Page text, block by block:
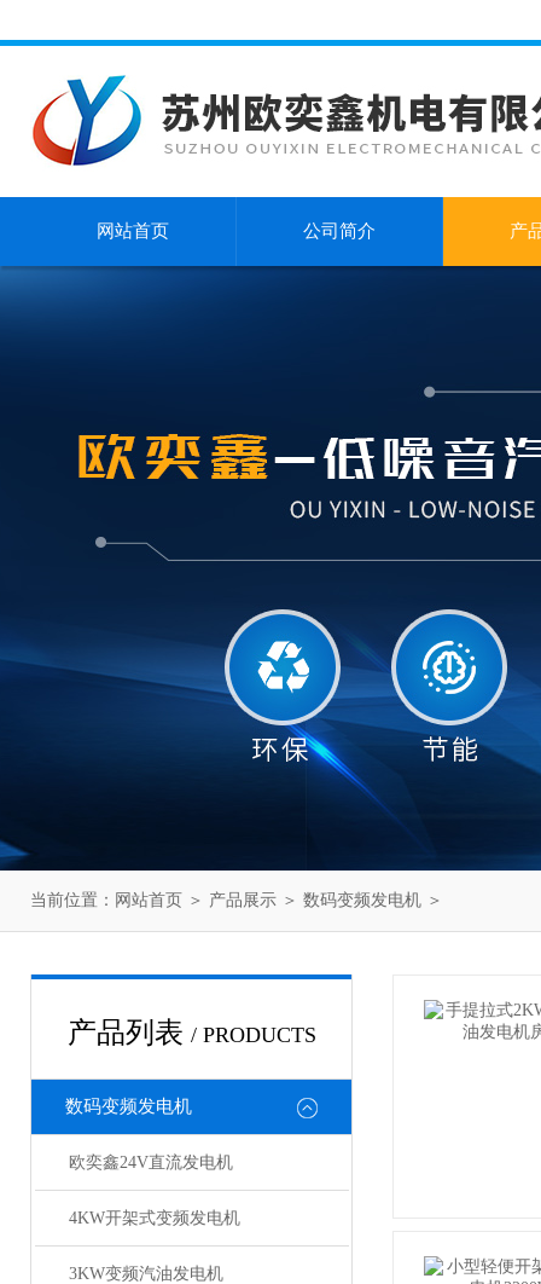
网站首页 公司简介 产
当前位置： 网站首页 ＞ 产品展示 ＞ 数码变频发电机 ＞
产品列表 / PRODUCTS
数码变频发电机
欧奕鑫24V直流发电机
4KW开架式变频发电机
3KW变频汽油发电机